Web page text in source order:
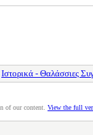
Ιστορικά - Θαλάσσιες
of our content. View the full